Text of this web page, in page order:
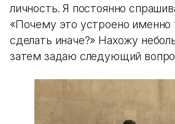
личность. Я постоянно
«Почему это устроено
сделать иначе?» Нахожу
затем задаю следующий